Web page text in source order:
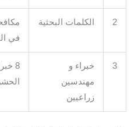
2 الكلمات البحثية
في
3
خبراء و
مهندسين
زراعيين
8